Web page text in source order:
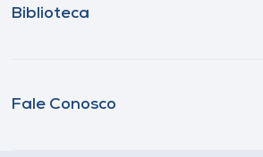
Biblioteca
Fale Conosco